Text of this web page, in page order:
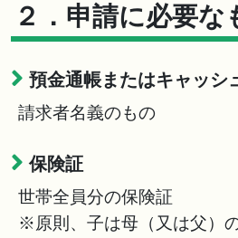
２．申請に必要な
預金通帳またはキャッシ
請求者名義のもの
保険証
世帯全員分の保険証
※原則、子は母（又は父）